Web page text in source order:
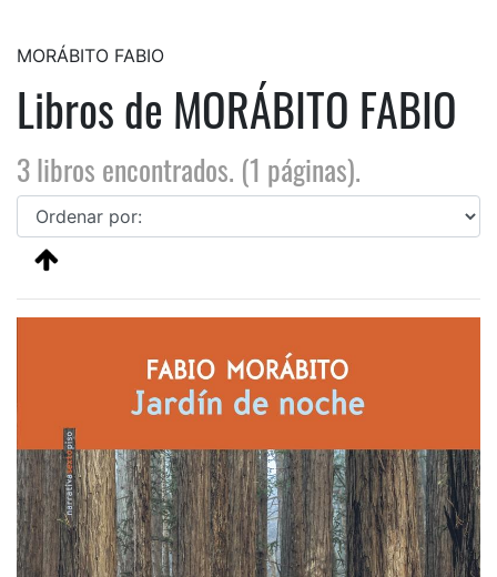
MORÁBITO FABIO
Libros de MORÁBITO FABIO
3 libros encontrados. (1 páginas).